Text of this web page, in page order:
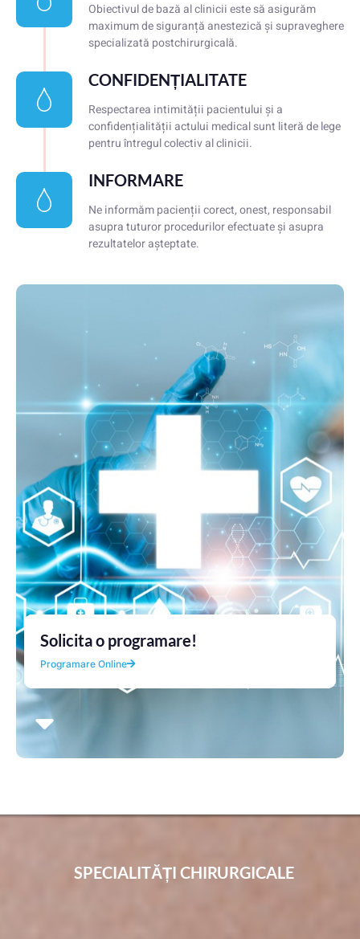
Solicita o programare!
Programare Online
Obiectivul de bază al clinicii este să asigurăm
maximum de siguranță anestezică și supraveghere
specializată postchirurgicală.
CONFIDENȚIALITATE
Respectarea intimității pacientului și a
confidențialității actului medical sunt literă de lege
pentru întregul colectiv al clinicii.
INFORMARE
Ne informăm pacienții corect, onest, responsabil
asupra tuturor procedurilor efectuate și asupra
rezultatelor așteptate.
SPECIALITĂȚI CHIRURGICALE